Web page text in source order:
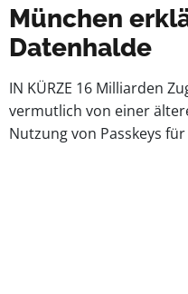
München
Datenhalde
IN KÜRZE 16 Milliarden
vermutlich von einer
Nutzung von Passkeys